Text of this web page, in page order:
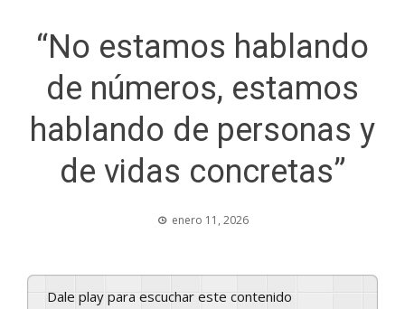
“No estamos hablando
de números, estamos
hablando de personas y
de vidas concretas”
enero 11, 2026
Dale play para escuchar este contenido